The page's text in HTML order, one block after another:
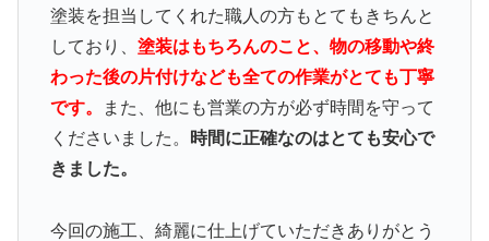
塗装を担当してくれた職人の方もとてもきちんと
しており、 塗装はもちろんのこと、物の移動や終
わった後の片付けなども全ての作業がとても丁寧
です。
また、他にも営業の方が必ず時間を守って
くださいました。
時間に正確なのはとても安心で
きました。
今回の施工、綺麗に仕上げていただきありがとう